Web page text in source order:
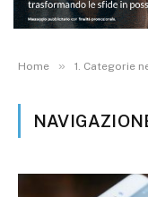
Home » 1. Categorie